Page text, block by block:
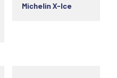
Michelin X-Ice